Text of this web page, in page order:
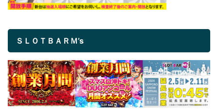
ＳＬＯＴＢＡＲＭ’s